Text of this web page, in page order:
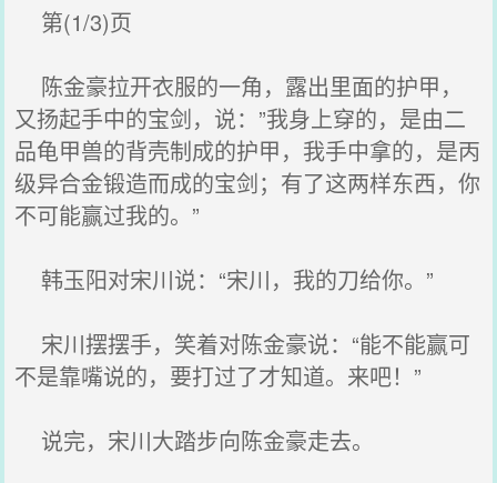
第(1/3)页
陈金豪拉开衣服的一角，露出里面的护甲，
又扬起手中的宝剑，说：”我身上穿的，是由二
品龟甲兽的背壳制成的护甲，我手中拿的，是丙
级异合金锻造而成的宝剑；有了这两样东西，你
不可能赢过我的。”
韩玉阳对宋川说：“宋川，我的刀给你。”
宋川摆摆手，笑着对陈金豪说：“能不能赢可
不是靠嘴说的，要打过了才知道。来吧！”
说完，宋川大踏步向陈金豪走去。